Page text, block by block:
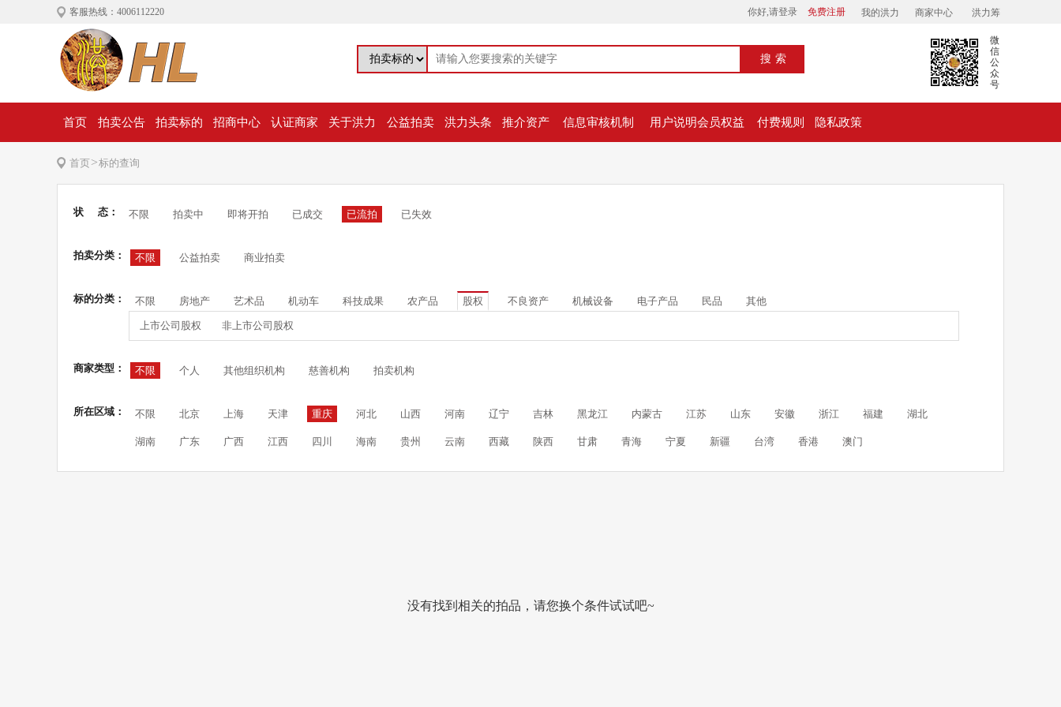
客服热线：4006112220 你好,请登录 免费注册 我的洪力 商家中心 洪力筹
搜索
微
信
公
众
号
首页 拍卖公告 拍卖标的 招商中心 认证商家 关于洪力 公益拍卖 洪力头条 推介资产 信息审核机制 用户说明会员权益 付费规则 隐私政策
首页>标的查询
状 态： 不限 拍卖中 即将开拍 已成交 已流拍 已失效
拍卖分类： 不限 公益拍卖 商业拍卖
标的分类： 不限 房地产 艺术品 机动车 科技成果 农产品 股权 不良资产 机械设备 电子产品 民品 其他
上市公司股权 非上市公司股权
商家类型： 不限 个人 其他组织机构 慈善机构 拍卖机构
所在区域： 不限 北京 上海 天津 重庆 河北 山西 河南 辽宁 吉林 黑龙江 内蒙古 江苏 山东 安徽 浙江 福建 湖北
湖南 广东 广西 江西 四川 海南 贵州 云南 西藏 陕西 甘肃 青海 宁夏 新疆 台湾 香港 澳门
没有找到相关的拍品，请您换个条件试试吧~